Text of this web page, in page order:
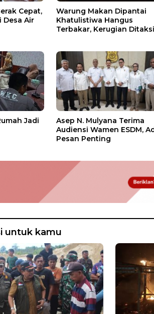
Cepat,
Desa Air
Warung Makan Dipantai
Khatulistiwa Hangus
Terbakar, Kerugian
Jadi
Asep N. Mulyana Terima
Audiensi Wamen ESDM,
Pesan Penting
untuk kamu